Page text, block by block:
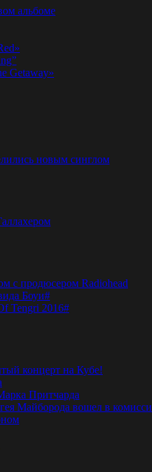
альбоме
Getaway»
новым синглом
с продюсером Radiohead
Боуи#
Tengri 2016#
концерт на Кубе!
Притчарда
Майборода вошел в